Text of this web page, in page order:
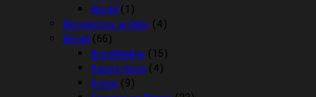
Reptil (1)
Rengørings artikler (4)
Reptil (66)
Bunddække (15)
Fauna Boxe (4)
Foder (9)